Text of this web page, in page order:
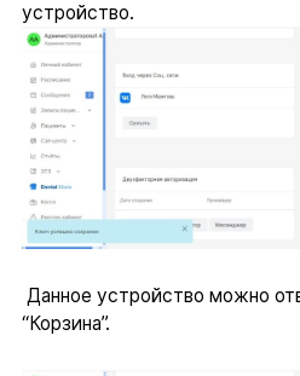
устройство.
Данное устройство можно
“Корзина”.